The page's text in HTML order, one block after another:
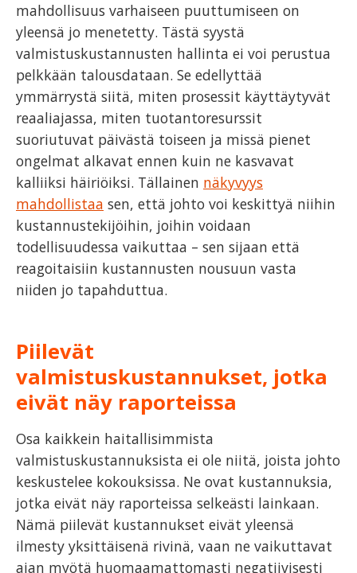
mahdollisuus varhaiseen puuttumiseen on
yleensä jo menetetty. Tästä syystä
valmistuskustannusten hallinta ei voi perustua
pelkkään talousdataan. Se edellyttää
ymmärrystä siitä, miten prosessit käyttäytyvät
reaaliajassa, miten tuotantoresurssit
suoriutuvat päivästä toiseen ja missä pienet
ongelmat alkavat ennen kuin ne kasvavat
kalliiksi häiriöiksi. Tällainen näkyvyys
mahdollistaa sen, että johto voi keskittyä niihin
kustannustekijöihin, joihin voidaan
todellisuudessa vaikuttaa – sen sijaan että
reagoitaisiin kustannusten nousuun vasta
niiden jo tapahduttua.
Piilevät
valmistuskustannukset, jotka
eivät näy raporteissa
Osa kaikkein haitallisimmista
valmistuskustannuksista ei ole niitä, joista johto
keskustelee kokouksissa. Ne ovat kustannuksia,
jotka eivät näy raporteissa selkeästi lainkaan.
Nämä piilevät kustannukset eivät yleensä
ilmesty yksittäisenä rivinä, vaan ne vaikuttavat
ajan myötä huomaamattomasti negatiivisesti